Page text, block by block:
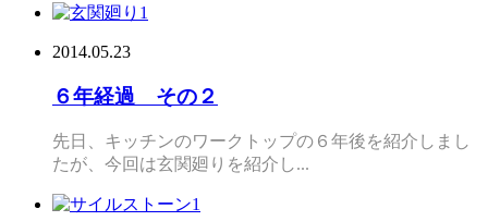
2014.05.23
６年経過 その２
先日、キッチンのワークトップの６年後を紹介しまし
たが、今回は玄関廻りを紹介し...